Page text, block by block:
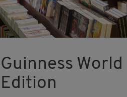
Guinness
Edition